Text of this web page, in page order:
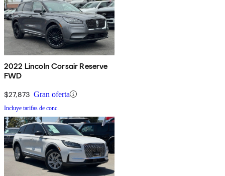
2022 Lincoln Corsair Reserve
FWD
$27,873 Gran oferta
Incluye tarifas de conc.